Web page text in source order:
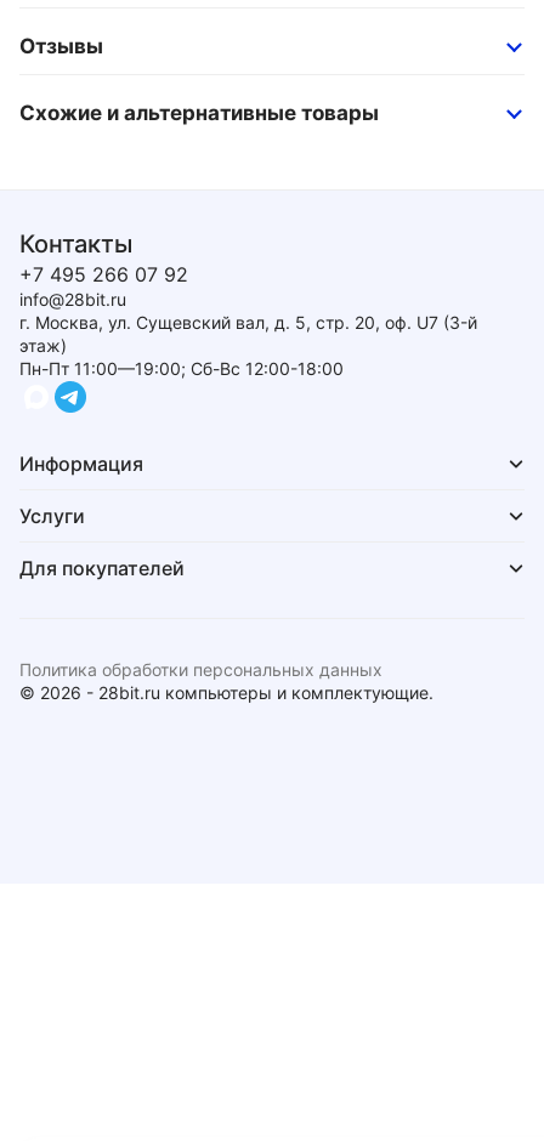
Отзывы
Схожие и альтернативные товары
Контакты
+7 495 266 07 92
info@28bit.ru
г. Москва, ул. Сущевский вал, д. 5, стр. 20, оф. U7 (3-й
этаж)
Пн-Пт 11:00—19:00; Сб-Вс 12:00-18:00
Информация
Услуги
Для покупателей
© 2026 - 28bit.ru компьютеры и комплектующие.
Политика обработки персональных данных